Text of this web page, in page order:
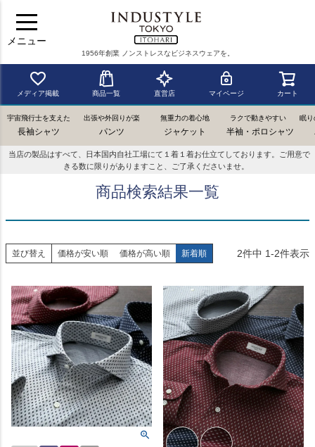
メニュー
1956年創業 ノンストレスなビジネスウェアを。
メディア掲載 商品一覧 直営店 マイページ カート
宇宙飛行士を支えた
長袖シャツ
出張や外回りが楽
パンツ
無重力の着心地
ジャケット
ラクで動きやすい
半袖・ポロシャツ
眠り
当店の製品はすべて、日本国内自社工場にて１着１着お仕立てしております。ご用意で
きる数に限りがありますこと、ご了承くださいませ。
商品検索結果一覧
並び替え 価格が安い順 価格が高い順 新着順 2件中 1-2件表示